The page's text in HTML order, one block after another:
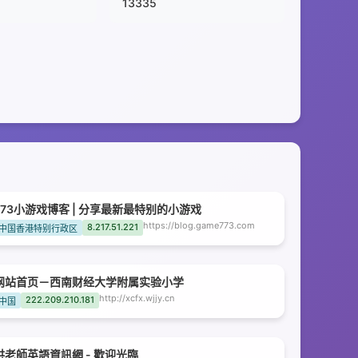
13335
小游戏博客 | 分享最新最特别的小游戏
国香港特别行政区 8.217.51.221 https://blog.game773.com
站首页－西南财经大学附属实验小学
国 222.209.210.181 http://xcfx.wjjy.cn
老師英語資訊網 - 歡迎光臨